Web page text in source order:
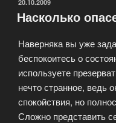
ОПУБЛИКОВАНО
20.10.2009
Насколько
Наверняка вы уже
беспокоитесь о
используете
нечто странное, ведь
спокойствия, но
Сложно представить